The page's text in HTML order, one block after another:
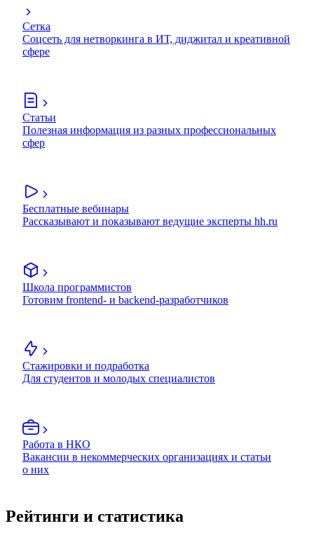
Сетка
Соцсеть для нетворкинга в ИТ, диджитал и креативной
сфере
Статьи
Полезная информация из разных профессиональных
сфер
Бесплатные вебинары
Рассказывают и показывают ведущие эксперты hh.ru
Школа программистов
Готовим frontend- и backend-разработчиков
Стажировки и подработка
Для студентов и молодых специалистов
Работа в НКО
Вакансии в некоммерческих организациях и статьи
о них
Рейтинги и статистика